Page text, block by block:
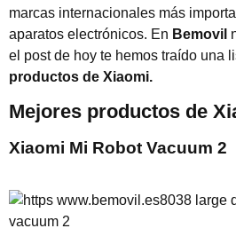
marcas internacionales más
aparatos electrónicos. En Bemovil
el post de hoy te hemos traído una
productos de Xiaomi.
Mejores productos de
Xiaomi Mi Robot Vacuum 2